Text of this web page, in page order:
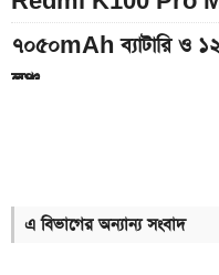
৭০৫০mAh ব্যাটারি ও
লঞ্চ
কত
আগামী সপ্তাহেই সুখবর,
এ বিভাগের অন্যান্য সংবাদ